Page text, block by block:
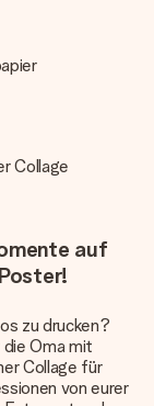
Collage
auf
zu drucken?
Oma mit
Collage für
von eurer